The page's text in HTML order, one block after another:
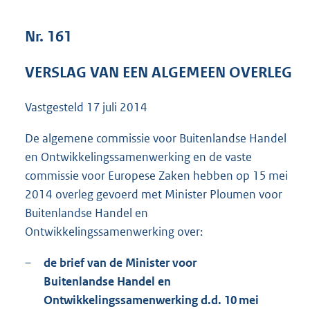
e
K
Nr. 161
VERSLAG VAN EEN ALGEMEEN OVERLEG
Vastgesteld 17 juli 2014
De algemene commissie voor Buitenlandse Handel
en Ontwikkelingssamenwerking en de vaste
commissie voor Europese Zaken hebben op 15 mei
2014 overleg gevoerd met Minister Ploumen voor
Buitenlandse Handel en
Ontwikkelingssamenwerking over:
–
de brief van de Minister voor
Buitenlandse Handel en
Ontwikkelingssamenwerking d.d. 10 mei